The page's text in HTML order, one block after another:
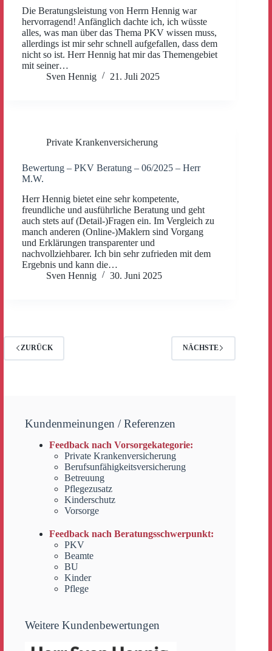
Die Beratungsleistung von Herrn Hennig war
hervorragend! Anfänglich dachte ich, ich wüsste
alles, was man über das Thema PKV wissen muss,
allerdings ist mir sehr schnell aufgefallen, dass dem
nicht so ist. Herr Hennig hat mir das Themengebiet
mit seiner…
Sven Hennig
21. Juli 2025
Private Krankenversicherung
Bewertung – PKV Beratung – 06/2025 – Herr
M.W.
Herr Hennig bietet eine sehr kompetente,
freundliche und ausführliche Beratung und geht
auch stets auf (Detail-)Fragen ein. Im Vergleich zu
manch anderen (Online-)Maklern sind Vorgang
und Erklärungen transparenter und
nachvollziehbarer. Ich bin sehr zufrieden mit dem
Ergebnis und kann die…
Sven Hennig
30. Juni 2025
ZURÜCK NÄCHSTE
Kundenmeinungen / Referenzen
Feedback nach Vorsorgekategorie:
Private Krankenversicherung
Berufsunfähigkeitsversicherung
Betreuung
Pflegezusatz
Kinderschutz
Vorsorge
Feedback nach Beratungsschwerpunkt:
PKV
Beamte
BU
Kinder
Pflege
Weitere Kundenbewertungen